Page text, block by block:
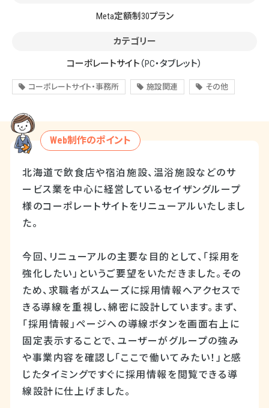
Meta定額制30プラン
カテゴリー
コーポレートサイト （PC・タブレット）
コーポレートサイト・事務所 施設関連 その他
Web制作のポイント
北海道で飲食店や宿泊施設、温浴施設などのサ
ービス業を中心に経営しているセイザングループ
様のコーポレートサイトをリニューアルいたしまし
た。
今回、リニューアルの主要な目的として、「採用を
強化したい」というご要望をいただきました。その
ため、求職者がスムーズに採用情報へアクセスで
きる導線を重視し、綿密に設計しています。まず、
「採用情報」ページへの導線ボタンを画面右上に
固定表示することで、ユーザーがグループの強み
や事業内容を確認し「ここで働いてみたい！」と感
じたタイミングですぐに採用情報を閲覧できる導
線設計に仕上げました。